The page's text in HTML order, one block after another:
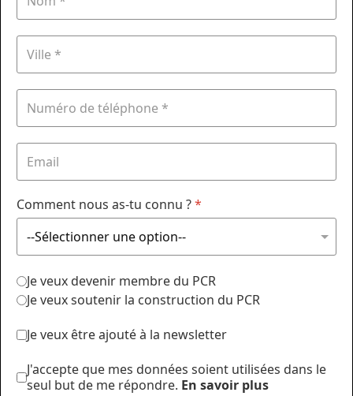
Comment nous as-tu connu ?*
Je veux devenir membre du PCR
Je veux soutenir la construction du PCR
Je veux être ajouté à la newsletter
J'accepte que mes données soient utilisées dans le
seul but de me répondre. En savoir plus